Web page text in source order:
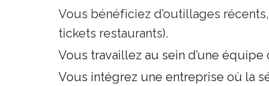
Vous bénéficiez d’outillages
tickets restaurants).
Vous travaillez au sein d’une équipe
Vous intégrez une entreprise où la